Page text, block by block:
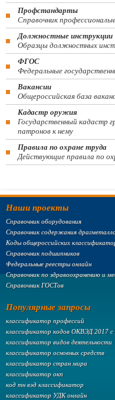
Профстандарты
Справочник
Должностные инструкции
Образцы должностных
ФГОС
Федеральные
Вакансии
Общероссийская база
Кадастр оружия
Государственный кадастр
патронов к нему
Правила по охране труда
Действующие правила по
Наши проекты
Справочник оборудования
Справочник содержания
Коды общероссийских
Справочник подшипников
Федеральные реестры онлайн
Справочник по здравоохранению и
Справочник ГОСТов
Популярные запросы
классификатор профессий
классификатор кодов ОКВЭД 2017
классификатор видов деятельности
классификатор основных средств
классификатор стран мира
классификатор окп
код тн вэд классификатор
классификатор УДК онлайн